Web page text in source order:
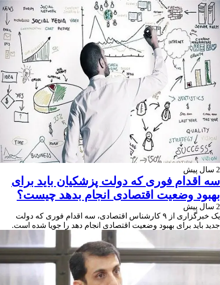
2 سال پیش
سه اقدام فوری که دولت پزشکیان باید برای
بهبود وضعیت اقتصادی انجام بدهد چیست؟
2 سال پیش
یک خبرگزاری از ۹ کارشناس اقتصادی، سه اقدام فوری که دولت
جدید باید برای بهبود وضعیت اقتصادی انجام دهد را جویا شده است.